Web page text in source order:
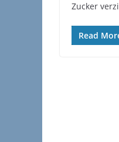
Zucker
Read